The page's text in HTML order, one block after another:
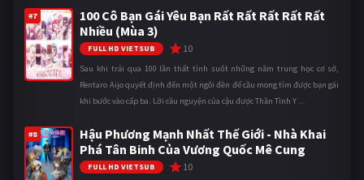
#7
100 Cô Bạn Gái Yêu Bạn Rất Rất Rất Rất Rất
Nhiều (Mùa 3)
FULL HD VIETSUB 10
Sau khi trải qua 100 lần thất tình suốt những năm trung học cơ sở,
Rentaro Aijo quyết định đến một ngôi đền để cầu mong tìm được bạn gái
khi bước vào cấp ba. Lời cầu nguyện của cậu được Thần Tình Y ...
#8
Hậu Phương Mạnh Nhất Thế Giới - Nhà Khai
Phá Tân Binh Của Vương Quốc Mê Cung
FULL HD VIETSUB 10